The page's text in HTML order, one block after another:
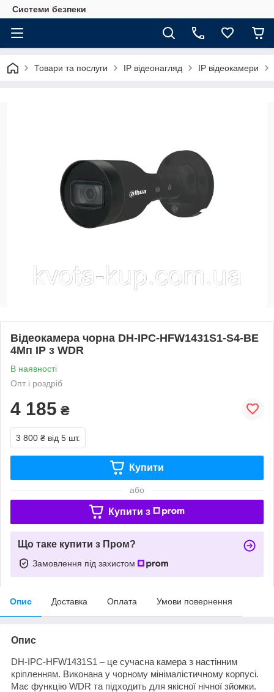
Системи безпеки
Товари та послуги ІР відеонагляд IP відеокамери
Відеокамера чорна DH-IPC-HFW1431S1-S4-BE
4Мп IP з WDR
В наявності
Опт і роздріб
4 185 ₴
3 800 ₴ від 5 шт.
Купити
або
Купити з
Що таке купити з Пром?
Замовлення під захистом
Опис Доставка Оплата Умови повернення
Опис
DH-IPC-HFW1431S1 – це сучасна камера з настінним
кріпленням. Виконана у чорному мінімалістичному корпусі.
Має функцію WDR та підходить для якісної нічної зйомки.